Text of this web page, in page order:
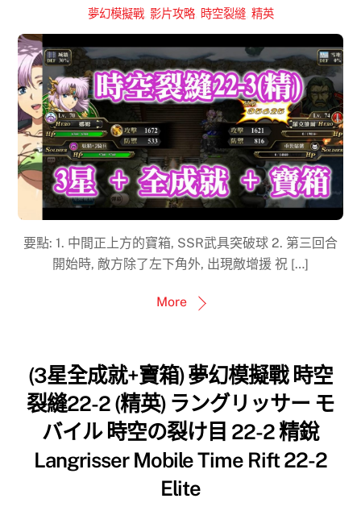
夢幻模擬戰, 影片攻略, 時空裂縫, 精英
要點: 1. 中間正上方的寶箱, SSR武具突破球 2. 第三回合
開始時, 敵方除了左下角外, 出現敵增援 祝 […]
More
(3星全成就+寶箱) 夢幻模擬戰 時空
裂縫22-2 (精英) ラングリッサー モ
バイル 時空の裂け目 22-2 精銳
Langrisser Mobile Time Rift 22-2
Elite